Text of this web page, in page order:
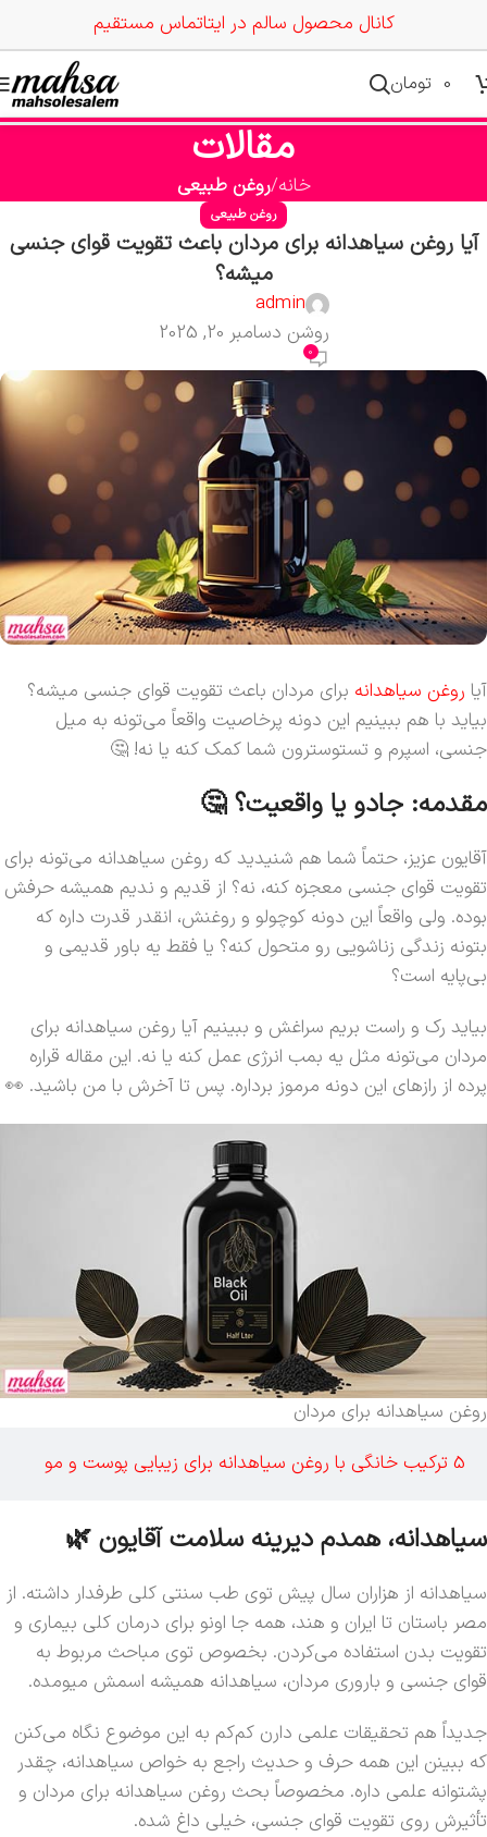
کانال محصول سالم در ایتاتماس مستقیم
0 تومان
مقالات
خانه روغن طبیعی
روغن طبیعی
آیا روغن سیاهدانه برای مردان باعث تقویت قوای جنسی
میشه؟
admin
روشن دسامبر 20, 2025
0
آیا روغن سیاهدانه برای مردان باعث تقویت قوای جنسی میشه؟
بیاید با هم ببینیم این دونه پرخاصیت واقعاً می‌تونه به میل
جنسی، اسپرم و تستوسترون شما کمک کنه یا نه! 🤔
مقدمه: جادو یا واقعیت؟ 🤔
آقایون عزیز، حتماً شما هم شنیدید که روغن سیاهدانه می‌تونه برای
تقویت قوای جنسی معجزه کنه، نه؟ از قدیم و ندیم همیشه حرفش
بوده. ولی واقعاً این دونه کوچولو و روغنش، انقدر قدرت داره که
بتونه زندگی زناشویی رو متحول کنه؟ یا فقط یه باور قدیمی و
بی‌پایه است؟
بیاید رک و راست بریم سراغش و ببینیم آیا روغن سیاهدانه برای
مردان می‌تونه مثل یه بمب انرژی عمل کنه یا نه. این مقاله قراره
پرده از رازهای این دونه مرموز برداره. پس تا آخرش با من باشید. 👀
روغن سیاهدانه برای مردان
5 ترکیب خانگی با روغن سیاهدانه برای زیبایی پوست و مو
سیاهدانه، همدم دیرینه سلامت آقایون 🌿
سیاهدانه از هزاران سال پیش توی طب سنتی کلی طرفدار داشته. از
مصر باستان تا ایران و هند، همه جا اونو برای درمان کلی بیماری و
تقویت بدن استفاده می‌کردن. بخصوص توی مباحث مربوط به
قوای جنسی و باروری مردان، سیاهدانه همیشه اسمش میومده.
جدیداً هم تحقیقات علمی دارن کم‌کم به این موضوع نگاه می‌کنن
که ببینن این همه حرف و حدیث راجع به خواص سیاهدانه، چقدر
پشتوانه علمی داره. مخصوصاً بحث روغن سیاهدانه برای مردان و
تأثیرش روی تقویت قوای جنسی، خیلی داغ شده.